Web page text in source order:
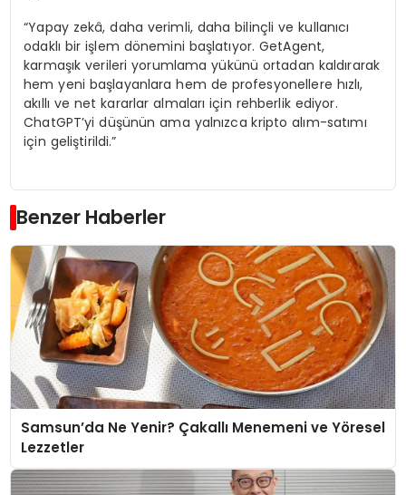
“Yapay zekâ, daha verimli, daha bilinçli ve kullanıcı
odaklı bir işlem dönemini başlatıyor. GetAgent,
karmaşık verileri yorumlama yükünü ortadan kaldırarak
hem yeni başlayanlara hem de profesyonellere hızlı,
akıllı ve net kararlar almaları için rehberlik ediyor.
ChatGPT’yi düşünün ama yalnızca kripto alım-satımı
için geliştirildi.”
Benzer Haberler
Samsun’da Ne Yenir? Çakallı Menemeni ve Yöresel
Lezzetler